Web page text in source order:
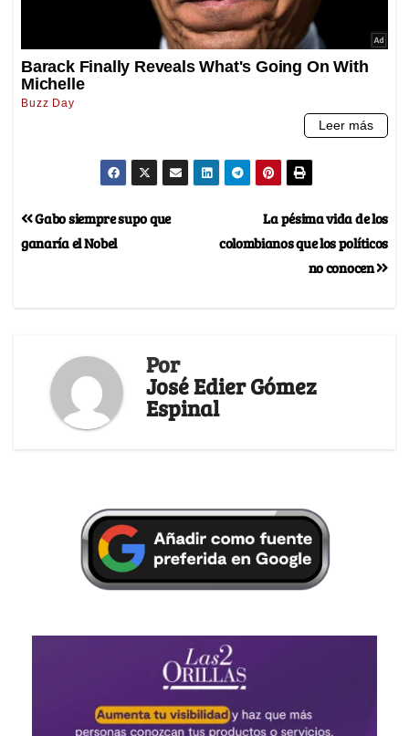
La pésima vida de los
colombianos que los políticos
no conocen
Gabo siempre supo que
ganaría el Nobel
Por
José Edier Gómez
Espinal